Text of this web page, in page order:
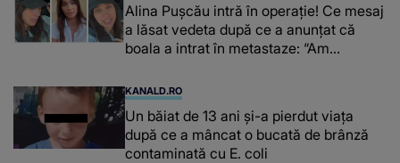
Alina Pușcău intră în operație! Ce mesaj
a lăsat vedeta după ce a anunțat că
boala a intrat în metastaze: “Am
KANALD.RO
Un băiat de 13 ani și-a pierdut viața
după ce a mâncat o bucată de brânză
contaminată cu E. coli